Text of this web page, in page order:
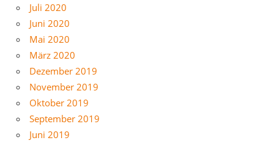
Juli 2020
Juni 2020
Mai 2020
März 2020
Dezember 2019
November 2019
Oktober 2019
September 2019
Juni 2019